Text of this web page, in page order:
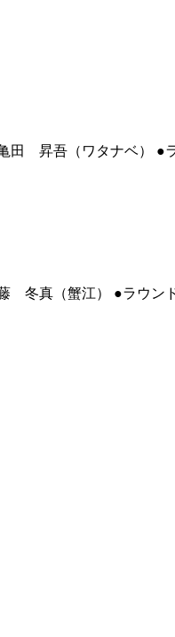
田 昇吾（ワタナベ）
冬真（蟹江） ●ラウ